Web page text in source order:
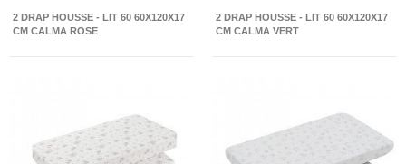
2 DRAP HOUSSE - LIT 60 60X120X17
CM CALMA ROSE
2 DRAP HOUSSE - LIT 60 60X120X17
CM CALMA VERT